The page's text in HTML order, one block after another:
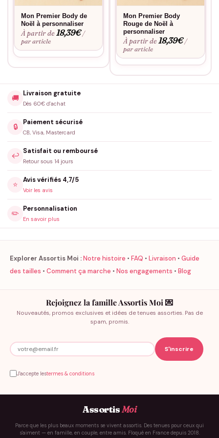
Mon Premier Body de
Noël à personnaliser
À partir de18,39€ /
par article
Mon Premier Body
Rouge de Noël à
personnaliser
À partir de18,39€ /
par article
🚚
Livraison gratuite
Dès 60€ d'achat
🔒
Paiement sécurisé
CB, Visa, Mastercard
↩️
Satisfait ou remboursé
Retour sous 14 jours
⭐
Avis vérifiés 4,7/5
Voir les avis
✏️
Personnalisation
En savoir plus
Explorer Assortis Moi :Notre histoire • FAQ • Livraison • Guide
des tailles • Comment ça marche • Nos engagements • Blog
Rejoignez la famille Assortis Moi 💌
Nouveautés, promos exclusives et idées de tenues assorties. Pas de
spam, promis.
J'accepte lestermes & conditions
AssortisMoi
Parce que les plus beaux moments se vivent assortis. Des tenues pour ceux qui
s'aiment — en famille, en couple, entre amis. Floqué en France depuis 2018.